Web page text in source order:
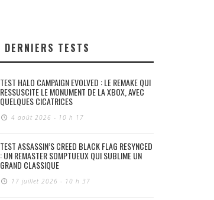
DERNIERS TESTS
TEST HALO CAMPAIGN EVOLVED : LE REMAKE QUI
RESSUSCITE LE MONUMENT DE LA XBOX, AVEC
QUELQUES CICATRICES
4 août 2026 - 10 h 17
TEST ASSASSIN’S CREED BLACK FLAG RESYNCED
: UN REMASTER SOMPTUEUX QUI SUBLIME UN
GRAND CLASSIQUE
17 juillet 2026 - 10 h 37